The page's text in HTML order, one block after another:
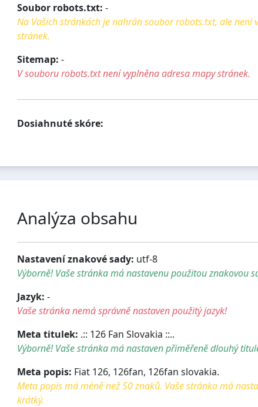
Soubor robots.txt: -
Na Vašich stránkách je nahrán soubor robots.txt, ale není
stránek.
Sitemap: -
V souboru robots.txt není vyplněna adresa mapy stránek.
Dosiahnuté skóre:
Analýza obsahu
Nastavení znakové sady: utf-8
Výborně! Vaše stránka má nastavenu použitou znakovou
Jazyk: -
Vaše stránka nemá správně nastaven použitý jazyk!
Meta titulek: .:: 126 Fan Slovakia ::..
Výborně! Vaše stránka má nastaven přiměřeně dlouhý
Meta popis: Fiat 126, 126fan, 126fan slovakia.
Meta popis má méně než 50 znaků. Vaše stránka má
krátký.